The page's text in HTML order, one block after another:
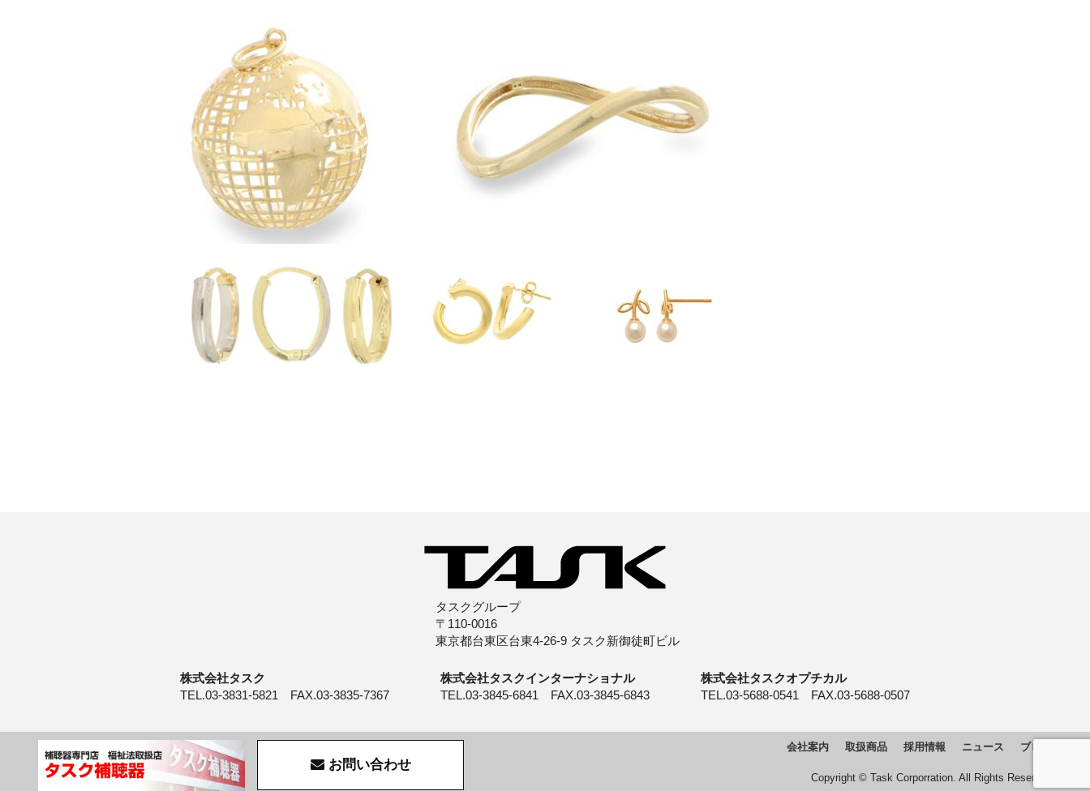
タスクグループ
〒110-0016
東京都台東区台東4-26-9 タスク新御徒町ビル
株式会社タスク
TEL.03-3831-5821 FAX.03-3835-7367
株式会社タスクインターナショナル
TEL.03-3845-6841 FAX.03-3845-6843
株式会社タスクオプチカル
TEL.03-5688-0541 FAX.03-5688-0507
お問い合わせ
会社案内 取扱商品 採用情報 ニュース ブログ
Copyright © Task Corporration. All Rights Reserved